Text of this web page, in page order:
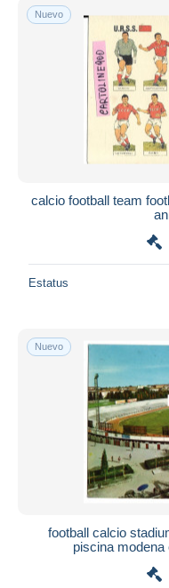
Nuevo
calcio football team
Estatus
Nuevo
football calcio
piscina modena